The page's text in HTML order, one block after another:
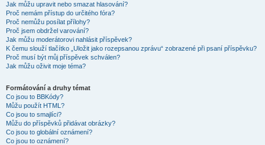
Jak můžu upravit nebo smazat hlasování?
Proč nemám přístup do určitého fóra?
Proč nemůžu posílat přílohy?
Proč jsem obdržel varování?
Jak můžu moderátorovi nahlásit příspěvek?
K čemu slouží tlačítko „Uložit jako rozepsanou zprávu“ zobrazené při psaní příspěvku?
Proč musí být můj příspěvek schválen?
Jak můžu oživit moje téma?
Formátování a druhy témat
Co jsou to BBKódy?
Můžu použít HTML?
Co jsou to smajlíci?
Můžu do příspěvků přidávat obrázky?
Co jsou to globální oznámení?
Co jsou to oznámení?